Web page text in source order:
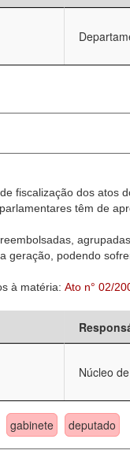
fiscalização dos
têm de
geração, podendo
à matéria: Ato n° 02/
Núcleo
gabinete deputado